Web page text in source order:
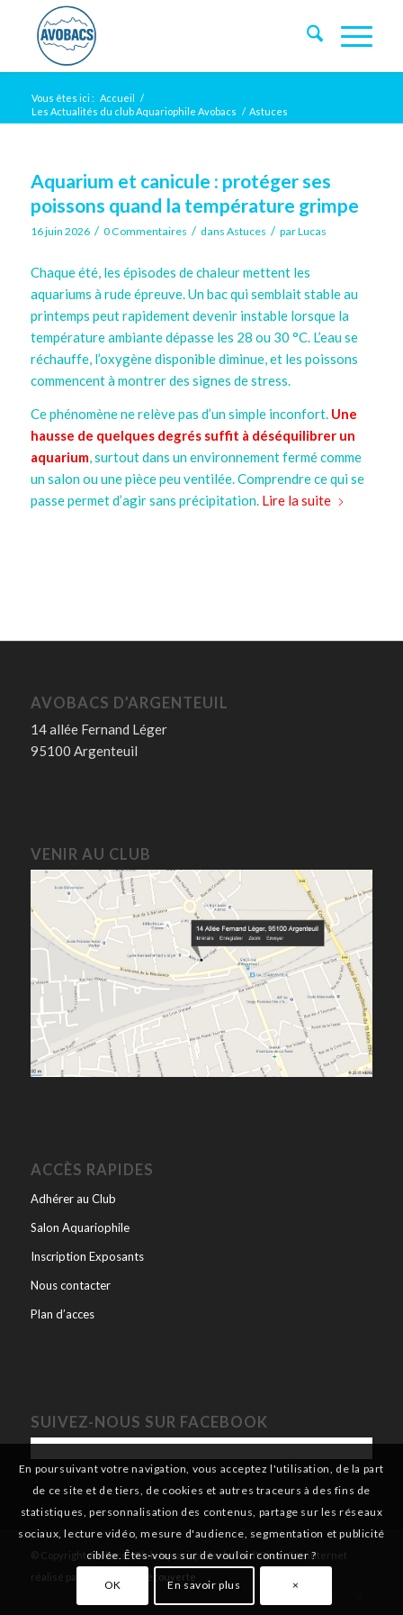
Vous êtes ici : Accueil /
Les Actualités du club Aquariophile Avobacs / Astuces
Aquarium et canicule : protéger ses
poissons quand la température grimpe
16 juin 2026 / 0 Commentaires / dans Astuces / parLucas
Chaque été, les épisodes de chaleur mettent les
aquariums à rude épreuve. Un bac qui semblait stable au
printemps peut rapidement devenir instable lorsque la
température ambiante dépasse les 28 ou 30 °C. L’eau se
réchauffe, l’oxygène disponible diminue, et les poissons
commencent à montrer des signes de stress.
Ce phénomène ne relève pas d’un simple inconfort. Une
hausse de quelques degrés suffit à déséquilibrer un
aquarium, surtout dans un environnement fermé comme
un salon ou une pièce peu ventilée. Comprendre ce qui se
passe permet d’agir sans précipitation. Lire la suite
AVOBACS D’ARGENTEUIL
14 allée Fernand Léger
95100 Argenteuil
VENIR AU CLUB
ACCÈS RAPIDES
Adhérer au Club
Salon Aquariophile
Inscription Exposants
Nous contacter
Plan d’acces
SUIVEZ-NOUS SUR FACEBOOK
© Copyright Avobacs - Club Aquariophile du Val d'Oise - Site internet
réalisé par
Aquarium & Découverte
En poursuivant votre navigation, vous acceptez l'utilisation, de la part
de ce site et de tiers, de cookies et autres traceurs à des fins de
statistiques, personnalisation des contenus, partage sur les réseaux
sociaux, lecture vidéo, mesure d'audience, segmentation et publicité
ciblée. Êtes-vous sur de vouloir continuer ?
OK En savoir plus ×